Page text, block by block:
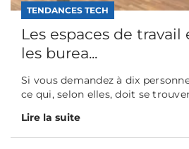
TENDANCES TECH
Les espaces de
les burea...
Si vous demandez à dix
ce qui, selon elles, doit se
Lire la suite